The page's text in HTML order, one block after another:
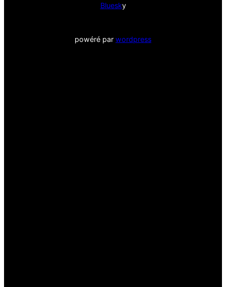
Bluesky
powéré par wordpress